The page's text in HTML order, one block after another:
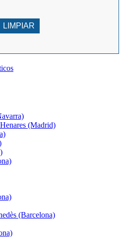
LIMPIAR
(Madrid)
(Barcelona)